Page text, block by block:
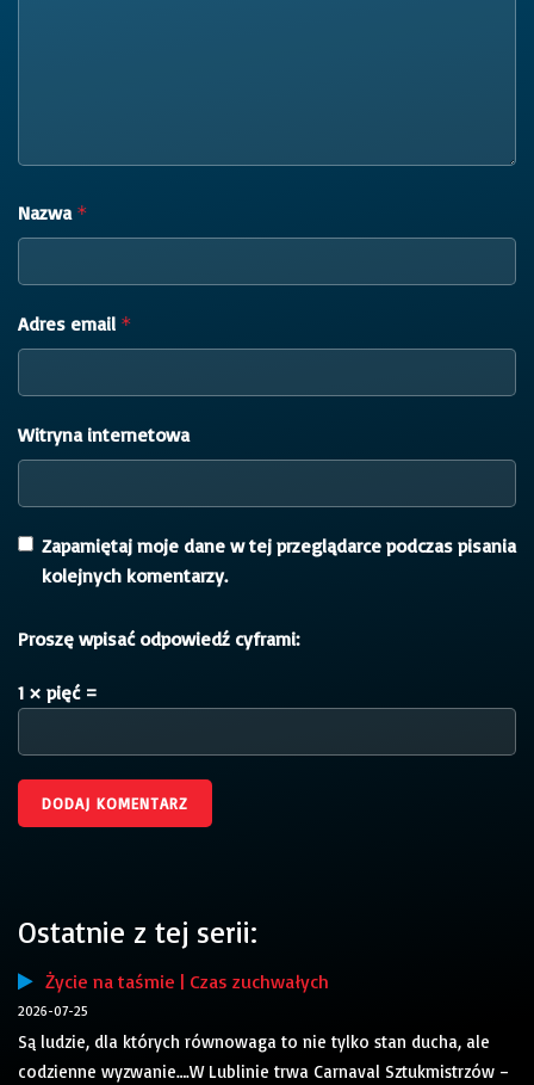
Nazwa *
Adres email *
Witryna internetowa
Zapamiętaj moje dane w tej przeglądarce podczas pisania
kolejnych komentarzy.
Proszę wpisać odpowiedź cyframi:
1 × pięć =
Ostatnie z tej serii:
Życie na taśmie | Czas zuchwałych
2026-07-25
Są ludzie, dla których równowaga to nie tylko stan ducha, ale
codzienne wyzwanie….W Lublinie trwa Carnaval Sztukmistrzów –